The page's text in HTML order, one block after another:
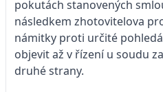
pokutách stanovených
následkem zhotovitelova
námitky proti určité
objevit až v řízení u soudu
druhé strany.